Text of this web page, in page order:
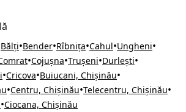
Bălți•Bender•Rîbnița•Cahul•Ungheni•
•Cojușna•Trușeni•Durlești•
•Cricova•Buiucani, Chișinău•
•Centru, Chișinău•Telecentru, Chișinău•
•Ciocana, Chișinău